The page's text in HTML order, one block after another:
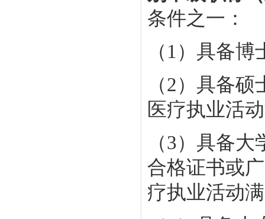
条件之一：
（1）具备
（2）具备
医疗执业活
（3）具备
合格证书或
疗执业活动